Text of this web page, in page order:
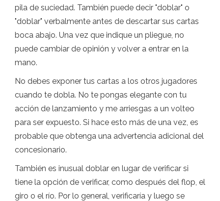
pila de suciedad. También puede decir "doblar" o
"doblar" verbalmente antes de descartar sus cartas
boca abajo. Una vez que indique un pliegue, no
puede cambiar de opinión y volver a entrar en la
mano.
No debes exponer tus cartas a los otros jugadores
cuando te dobla. No te pongas elegante con tu
acción de lanzamiento y me arriesgas a un volteo
para ser expuesto. Si hace esto más de una vez, es
probable que obtenga una advertencia adicional del
concesionario.
También es inusual doblar en lugar de verificar si
tiene la opción de verificar, como después del flop, el
giro o el río. Por lo general, verificaría y luego se